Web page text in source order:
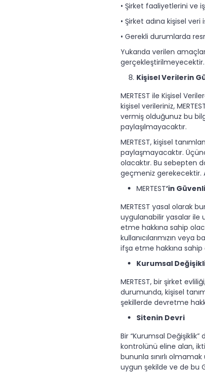
• Şirket faaliyetlerini ve
• Şirket adına kişisel
• Gerekli durumlarda
Yukarıda verilen
gerçekleştirilmeyecektir.
Kişisel Verilerin
MERTEST ile Kişisel
kişisel verileriniz,
vermiş olduğunuz bu
paylaşılmayacaktır.
MERTEST, kişisel
paylaşmayacaktır.
olacaktır. Bu sebepten
geçmeniz gerekecektir.
MERTEST’in
MERTEST yasal olarak
uygulanabilir yasalar ile
etme hakkına sahip
kullanıcılarımızın
ifşa etme hakkına sahip
Kurumsal
MERTEST, bir şirket
durumunda, kişisel
şekillerde devretme
Sitenin Devri
Bir “Kurumsal Değişiklik”
kontrolünü eline alan,
bununla sınırlı
uygun şekilde ve de bu